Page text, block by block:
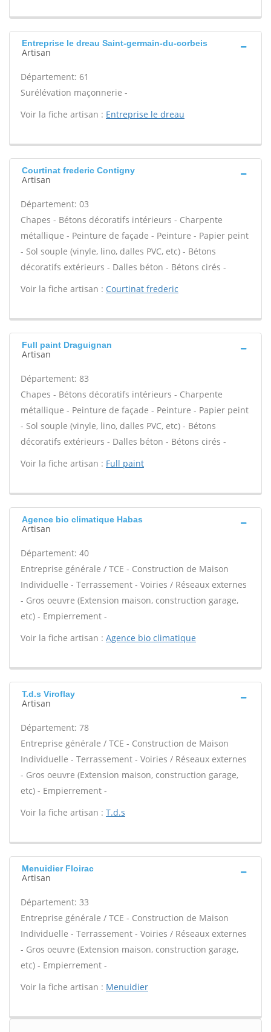
Entreprise le dreau Saint-germain-du-corbeis
Artisan
Département: 61
Surélévation maçonnerie -
Voir la fiche artisan : Entreprise le dreau
Courtinat frederic Contigny
Artisan
Département: 03
Chapes - Bétons décoratifs intérieurs - Charpente
métallique - Peinture de façade - Peinture - Papier peint
- Sol souple (vinyle, lino, dalles PVC, etc) - Bétons
décoratifs extérieurs - Dalles béton - Bétons cirés -
Voir la fiche artisan : Courtinat frederic
Full paint Draguignan
Artisan
Département: 83
Chapes - Bétons décoratifs intérieurs - Charpente
métallique - Peinture de façade - Peinture - Papier peint
- Sol souple (vinyle, lino, dalles PVC, etc) - Bétons
décoratifs extérieurs - Dalles béton - Bétons cirés -
Voir la fiche artisan : Full paint
Agence bio climatique Habas
Artisan
Département: 40
Entreprise générale / TCE - Construction de Maison
Individuelle - Terrassement - Voiries / Réseaux externes
- Gros oeuvre (Extension maison, construction garage,
etc) - Empierrement -
Voir la fiche artisan : Agence bio climatique
T.d.s Viroflay
Artisan
Département: 78
Entreprise générale / TCE - Construction de Maison
Individuelle - Terrassement - Voiries / Réseaux externes
- Gros oeuvre (Extension maison, construction garage,
etc) - Empierrement -
Voir la fiche artisan : T.d.s
Menuidier Floirac
Artisan
Département: 33
Entreprise générale / TCE - Construction de Maison
Individuelle - Terrassement - Voiries / Réseaux externes
- Gros oeuvre (Extension maison, construction garage,
etc) - Empierrement -
Voir la fiche artisan : Menuidier